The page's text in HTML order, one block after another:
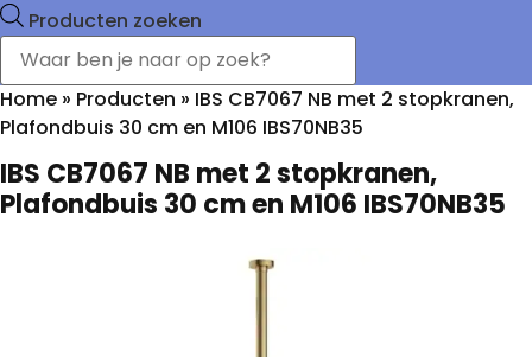
Producten zoeken
Home » Producten » IBS CB7067 NB met 2 stopkranen,
Plafondbuis 30 cm en M106 IBS70NB35
IBS CB7067 NB met 2 stopkranen,
Plafondbuis 30 cm en M106 IBS70NB35